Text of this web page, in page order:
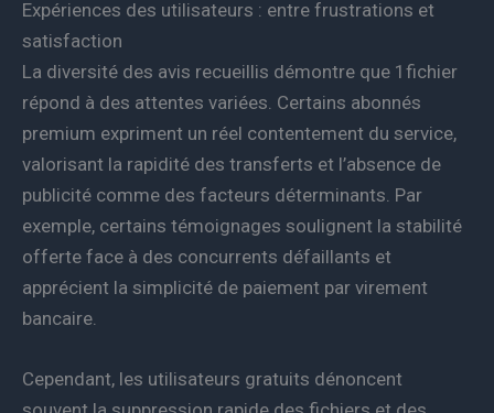
Expériences des utilisateurs : entre frustrations et
satisfaction
La diversité des avis recueillis démontre que 1fichier
répond à des attentes variées. Certains abonnés
premium expriment un réel contentement du service,
valorisant la rapidité des transferts et l’absence de
publicité comme des facteurs déterminants. Par
exemple, certains témoignages soulignent la stabilité
offerte face à des concurrents défaillants et
apprécient la simplicité de paiement par virement
bancaire.
Cependant, les utilisateurs gratuits dénoncent